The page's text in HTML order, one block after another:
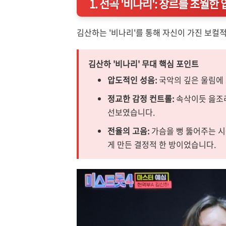
김산하는 '비나리'를 통해 자신이 가진 보컬
김산하 '비나리' 무대 핵심 포인트
압도적인 성음:국악의 깊은 울림
정교한 감정 컨트롤:속삭이듯 읊
선보였습니다.
전율의 고음: 가슴을 뻥 뚫어주는
게 만든 결정적 한 방이었습니다.